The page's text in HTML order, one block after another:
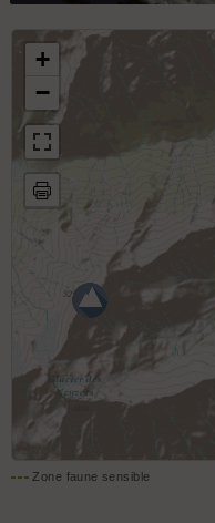
Face sud
+
−
Zone faune sensible